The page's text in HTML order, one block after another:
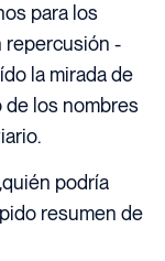
para los
repercusión -
la mirada de
de los nombres
podría
resumen de